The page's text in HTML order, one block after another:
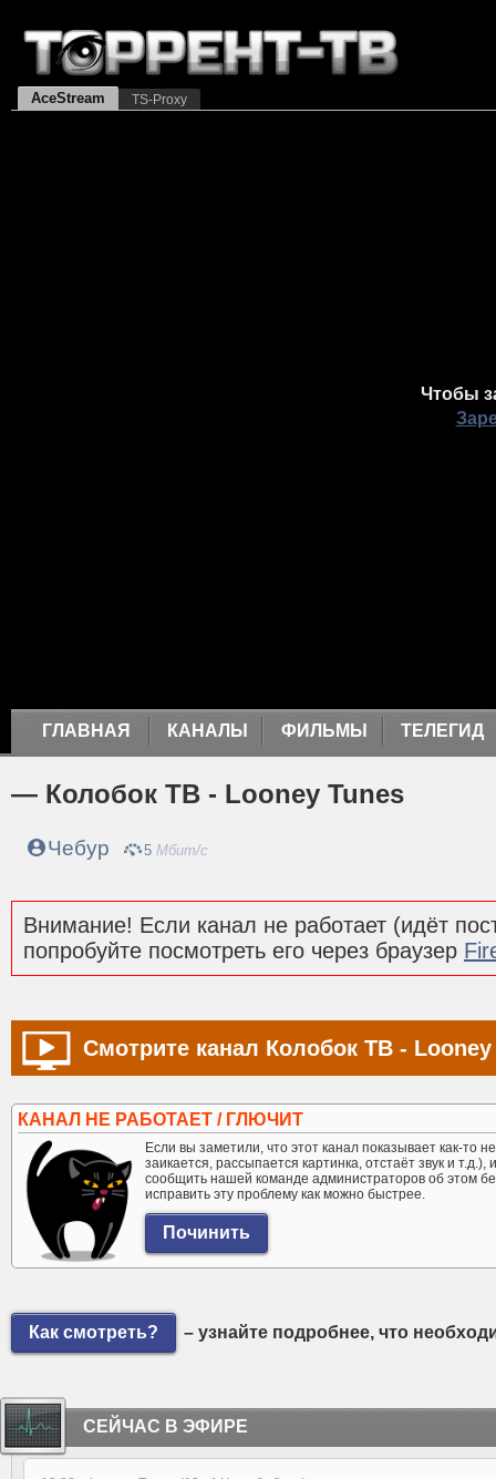
AceStream TS-Proxy
Чтобы
ГЛАВНАЯ КАНАЛЫ ФИЛЬМЫ ТЕЛЕГИД
— Колобок ТВ - Looney Tunes
Чебур 5 Мбит/с
Внимание! Если канал не работает (идёт
попробуйте посмотреть его через браузер
Смотрите канал Колобок ТВ -
КАНАЛ НЕ РАБОТАЕТ / ГЛЮЧИТ
Если вы заметили, что этот канал показывает как-то
заикается, рассыпается картинка, отстаёт звук и
сообщить нашей команде администраторов об этом
исправить эту проблему как можно быстрее.
Как смотреть? – узнайте подробнее, что
СЕЙЧАС В ЭФИРЕ